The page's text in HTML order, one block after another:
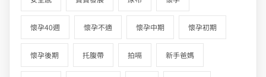
懷孕40週 懷孕不適 懷孕中期 懷孕初期
懷孕後期 托腹帶 拍嗝 新手爸媽